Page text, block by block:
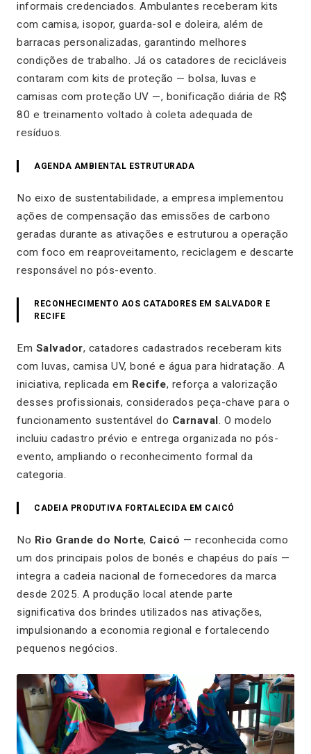
informais credenciados. Ambulantes receberam kits
com camisa, isopor, guarda-sol e doleira, além de
barracas personalizadas, garantindo melhores
condições de trabalho. Já os catadores de recicláveis
contaram com kits de proteção — bolsa, luvas e
camisas com proteção UV —, bonificação diária de R$
80 e treinamento voltado à coleta adequada de
resíduos.
AGENDA AMBIENTAL ESTRUTURADA
No eixo de sustentabilidade, a empresa implementou
ações de compensação das emissões de carbono
geradas durante as ativações e estruturou a operação
com foco em reaproveitamento, reciclagem e descarte
responsável no pós-evento.
RECONHECIMENTO AOS CATADORES EM SALVADOR E
RECIFE
Em Salvador, catadores cadastrados receberam kits
com luvas, camisa UV, boné e água para hidratação. A
iniciativa, replicada em Recife, reforça a valorização
desses profissionais, considerados peça-chave para o
funcionamento sustentável do Carnaval. O modelo
incluiu cadastro prévio e entrega organizada no pós-
evento, ampliando o reconhecimento formal da
categoria.
CADEIA PRODUTIVA FORTALECIDA EM CAICÓ
No Rio Grande do Norte, Caicó — reconhecida como
um dos principais polos de bonés e chapéus do país —
integra a cadeia nacional de fornecedores da marca
desde 2025. A produção local atende parte
significativa dos brindes utilizados nas ativações,
impulsionando a economia regional e fortalecendo
pequenos negócios.